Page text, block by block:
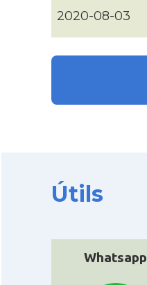
2020-08-03
Útils
Whatsapp